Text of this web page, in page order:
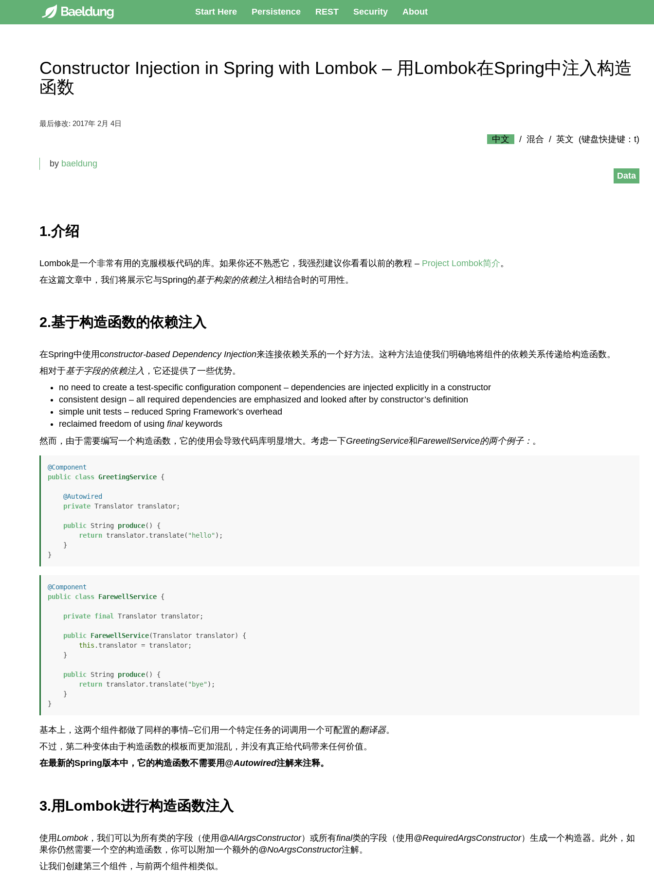
Start Here Persistence REST Security About
Constructor Injection in Spring with Lombok – 用Lombok在Spring中注入构造
函数
最后修改: 2017年 2月 4日
by baeldung
中文 / 混合 / 英文 (键盘快捷键：t)
Data
1.介绍
Lombok是一个非常有用的克服模板代码的库。如果你还不熟悉它，我强烈建议你看看以前的教程 – Project Lombok简介。
在这篇文章中，我们将展示它与Spring的基于构架的依赖注入相结合时的可用性。
2.基于构造函数的依赖注入
在Spring中使用constructor-based Dependency Injection来连接依赖关系的一个好方法。这种方法迫使我们明确地将组件的依赖关系传递给构造函数。
相对于基于字段的依赖注入 ，它还提供了一些优势。
no need to create a test-specific configuration component – dependencies are injected explicitly in a constructor
consistent design – all required dependencies are emphasized and looked after by constructor’s definition
simple unit tests – reduced Spring Framework’s overhead
reclaimed freedom of using final keywords
然而，由于需要编写一个构造函数，它的使用会导致代码库明显增大。考虑一下GreetingService和FarewellService的两个例子： 。
@Component
public class GreetingService {
@Autowired
private Translator translator;
public String produce()
{
return translator.translate( "hello" );
}
@Component
public class FarewellService {
private final Translator translator;
public FarewellService(Translator translator)
{
this .translator = translator;
public String produce()
{
return translator.translate( "bye" );
}
基本上，这两个组件都做了同样的事情–它们用一个特定任务的词调用一个可配置的翻译器。
不过，第二种变体由于构造函数的模板而更加混乱，并没有真正给代码带来任何价值。
在最新的Spring版本中，它的构造函数不需要用 @Autowired注解来注释。
3.用Lombok进行构造函数注入
使用Lombok，我们可以为所有类的字段（使用 @AllArgsConstructor）或所有final类的字段（使用 @RequiredArgsConstructor）生成一个构造器。此外，如
果你仍然需要一个空的构造函数，你可以附加一个额外的@NoArgsConstructor注解。
让我们创建第三个组件，与前两个组件相类似。